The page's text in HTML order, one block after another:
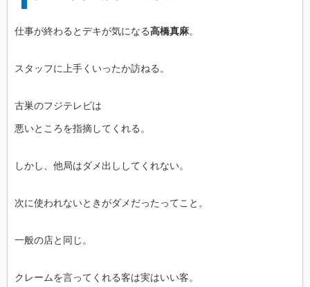
仕事が終わるとデキが気になる高橋真麻。
スタッフに上手くいったか訪ねる。
古巣のフジテレビは
悪いところを指摘してくれる。
しかし、他局はダメ出ししてくれない。
次に使われないときがダメだったってこと。
一般の店と同じ。
クレームを言ってくれる客は実はいい客。